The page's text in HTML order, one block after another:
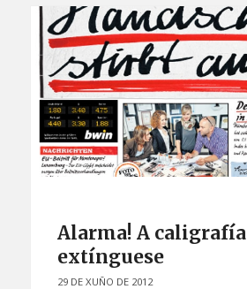
Alarma! A caligrafía
extínguese
29 DE XUÑO DE 2012